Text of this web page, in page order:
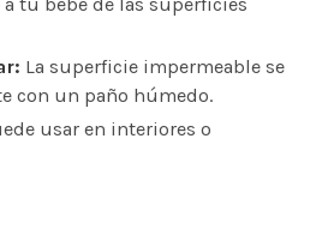
La superficie impermeable se
con un paño húmedo.
usar en interiores o